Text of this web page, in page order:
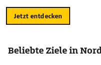
Jetzt entdecken
Beliebte Ziele in